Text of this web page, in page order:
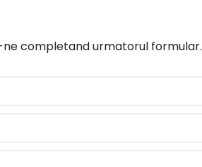
ne completand urmatorul formular.